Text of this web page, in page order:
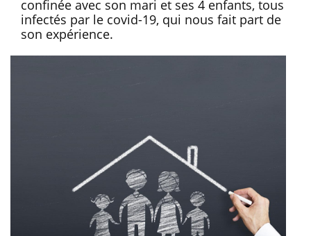
confinée avec son mari et ses 4 enfants, tous
infectés par le covid-19, qui nous fait part de
son expérience.